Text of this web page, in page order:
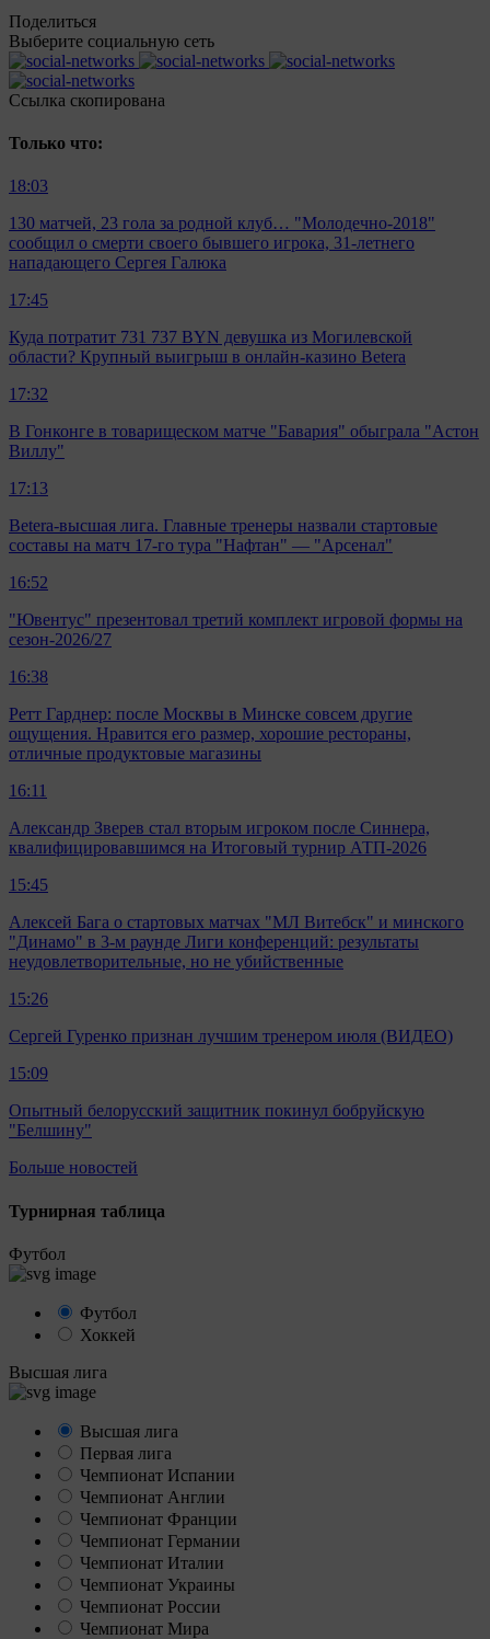
Поделиться
Выберите социальную сеть
Ccылка скопирована
Только что:
18:03
130 матчей, 23 гола за родной клуб… "Молодечно-2018"
сообщил о смерти своего бывшего игрока, 31-летнего
нападающего Сергея Галюка
17:45
Куда потратит 731 737 BYN девушка из Могилевской
области? Крупный выигрыш в онлайн-казино Betera
17:32
В Гонконге в товарищеском матче "Бавария" обыграла "Астон
Виллу"
17:13
Betera-высшая лига. Главные тренеры назвали стартовые
составы на матч 17-го тура "Нафтан" — "Арсенал"
16:52
"Ювентус" презентовал третий комплект игровой формы на
сезон-2026/27
16:38
Ретт Гарднер: после Москвы в Минске совсем другие
ощущения. Нравится его размер, хорошие рестораны,
отличные продуктовые магазины
16:11
Александр Зверев стал вторым игроком после Синнера,
квалифицировавшимся на Итоговый турнир АТП-2026
15:45
Алексей Бага о стартовых матчах "МЛ Витебск" и минского
"Динамо" в 3-м раунде Лиги конференций: результаты
неудовлетворительные, но не убийственные
15:26
Сергей Гуренко признан лучшим тренером июля (ВИДЕО)
15:09
Опытный белорусский защитник покинул бобруйскую
"Белшину"
Больше новостей
Турнирная таблица
Футбол
Футбол
Хоккей
Высшая лига
Высшая лига
Первая лига
Чемпионат Испании
Чемпионат Англии
Чемпионат Франции
Чемпионат Германии
Чемпионат Италии
Чемпионат Украины
Чемпионат России
Чемпионат Мира